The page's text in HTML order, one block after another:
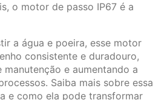
o motor de passo IP67 é a
a água e poeira, esse motor
consistente e duradouro,
e aumentando a
Saiba mais sobre essa
e como ela pode transformar